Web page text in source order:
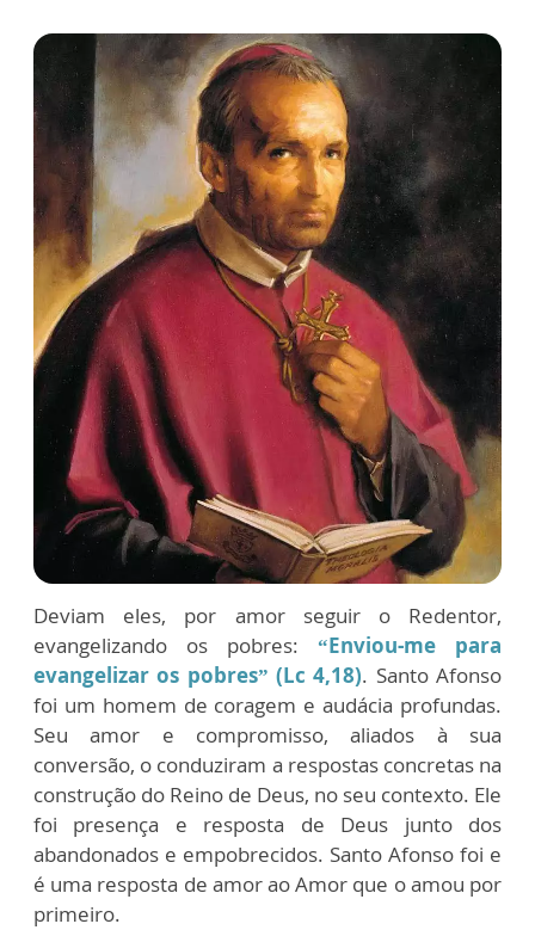
Deviam eles, por amor seguir o Redentor,
evangelizando os pobres: “Enviou-me para
evangelizar os pobres” (Lc 4,18). Santo Afonso
foi um homem de coragem e audácia profundas.
Seu amor e compromisso, aliados à sua
conversão, o conduziram a respostas concretas na
construção do Reino de Deus, no seu contexto. Ele
foi presença e resposta de Deus junto dos
abandonados e empobrecidos. Santo Afonso foi e
é uma resposta de amor ao Amor que o amou por
primeiro.